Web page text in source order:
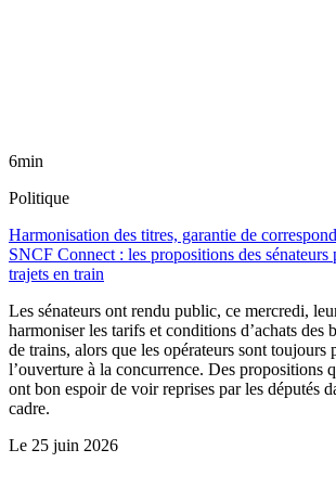
6min
Politique
Harmonisation des titres, garantie de
SNCF Connect : les propositions des
trajets en train
Les sénateurs ont rendu public, ce mercredi,
harmoniser les tarifs et conditions d’achats des
de trains, alors que les opérateurs sont toujours
l’ouverture à la concurrence. Des propositions
ont bon espoir de voir reprises par les députés
cadre.
Le 25 juin 2026